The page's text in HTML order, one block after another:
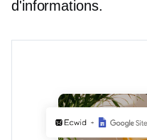
d'informations.